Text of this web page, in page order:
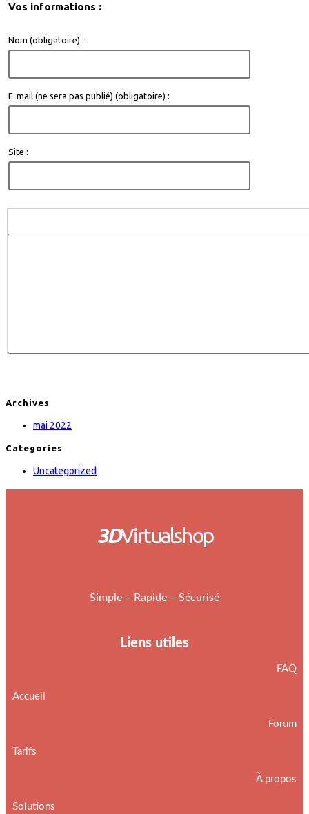
Vos informations :
Nom (obligatoire) :
E-mail (ne sera pas publié) (obligatoire) :
Site :
Archives
mai 2022
Categories
Uncategorized
3DVirtualshop
Simple – Rapide – Sécurisé
Liens utiles
Accueil
Tarifs
Solutions
FAQ
Forum
À propos